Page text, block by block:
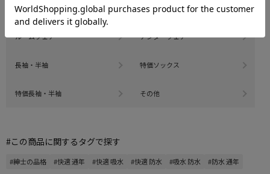
ソックス タイツ
ルームウェア アンダーウェア
長袖・半袖 特価ソックス
特価長袖・半袖 その他
#この商品に関するタグで探す
#紳士の品格 #快適 通年 #快適 吸水 #快適 防水 #吸水 防水 #防水 通年